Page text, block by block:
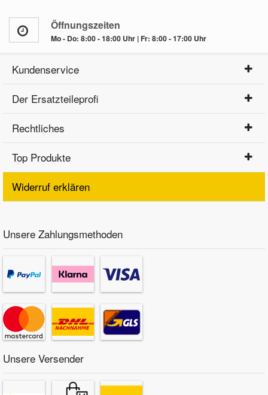
Öffnungszeiten
Mo - Do: 8:00 - 18:00 Uhr | Fr: 8:00 - 17:00 Uhr
Kundenservice
Der Ersatzteileprofi
Rechtliches
Top Produkte
Widerruf erklären
Unsere Zahlungsmethoden
Unsere Versender